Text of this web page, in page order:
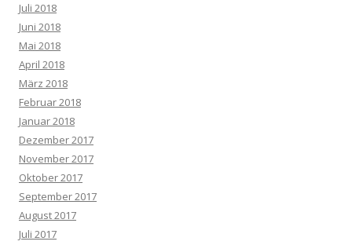
Juli 2018
Juni 2018
Mai 2018
April 2018
März 2018
Februar 2018
Januar 2018
Dezember 2017
November 2017
Oktober 2017
September 2017
August 2017
Juli 2017